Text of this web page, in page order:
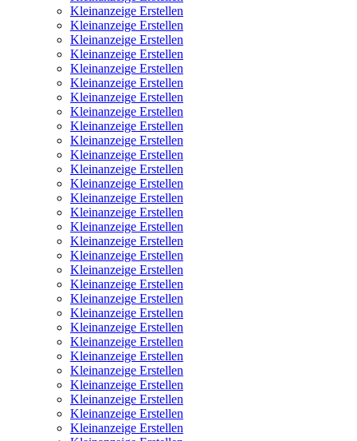
Kleinanzeige Erstellen
Kleinanzeige Erstellen
Kleinanzeige Erstellen
Kleinanzeige Erstellen
Kleinanzeige Erstellen
Kleinanzeige Erstellen
Kleinanzeige Erstellen
Kleinanzeige Erstellen
Kleinanzeige Erstellen
Kleinanzeige Erstellen
Kleinanzeige Erstellen
Kleinanzeige Erstellen
Kleinanzeige Erstellen
Kleinanzeige Erstellen
Kleinanzeige Erstellen
Kleinanzeige Erstellen
Kleinanzeige Erstellen
Kleinanzeige Erstellen
Kleinanzeige Erstellen
Kleinanzeige Erstellen
Kleinanzeige Erstellen
Kleinanzeige Erstellen
Kleinanzeige Erstellen
Kleinanzeige Erstellen
Kleinanzeige Erstellen
Kleinanzeige Erstellen
Kleinanzeige Erstellen
Kleinanzeige Erstellen
Kleinanzeige Erstellen
Kleinanzeige Erstellen